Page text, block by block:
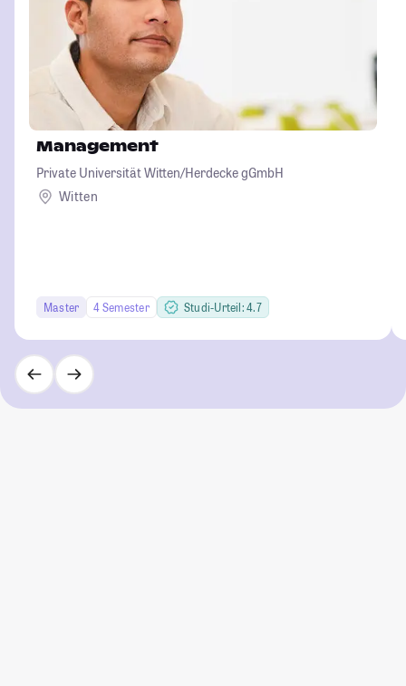
Management
Private Universität Witten/Herdecke gGmbH
Witten
Master 4 Semester Studi-Urteil: 4.7